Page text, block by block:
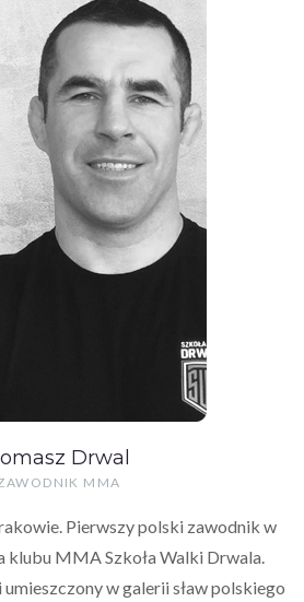
Drwal
MMA
Pierwszy polski zawodnik w
klubu MMA Szkoła Walki Drwala.
w galerii sław polskiego